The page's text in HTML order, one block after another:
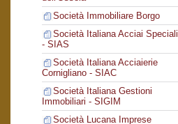
Società Immobiliare Borgo
Società Italiana Acciai Speciali
- SIAS
Società Italiana Acciaierie
Cornigliano - SIAC
Società Italiana Gestioni
Immobiliari - SIGIM
Società Lucana Imprese